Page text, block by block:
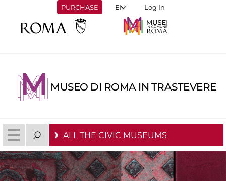
PURCHASE Log In
MUSEO DI ROMA IN TRASTEVERE
ALL THE CIVIC MUSEUMS